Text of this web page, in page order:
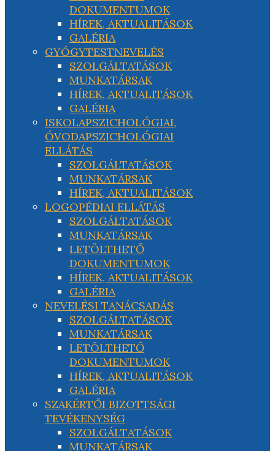
DOKUMENTUMOK
HÍREK, AKTUALITÁSOK
GALÉRIA
GYÓGYTESTNEVELÉS
SZOLGÁLTATÁSOK
MUNKATÁRSAK
HÍREK, AKTUALITÁSOK
GALÉRIA
ISKOLAPSZICHOLÓGIAI,
ÓVODAPSZICHOLÓGIAI
ELLÁTÁS
SZOLGÁLTATÁSOK
MUNKATÁRSAK
HÍREK, AKTUALITÁSOK
LOGOPÉDIAI ELLÁTÁS
SZOLGÁLTATÁSOK
MUNKATÁRSAK
LETÖLTHETŐ
DOKUMENTUMOK
HÍREK, AKTUALITÁSOK
GALÉRIA
NEVELÉSI TANÁCSADÁS
SZOLGÁLTATÁSOK
MUNKATÁRSAK
LETÖLTHETŐ
DOKUMENTUMOK
HÍREK, AKTUALITÁSOK
GALÉRIA
SZAKÉRTŐI BIZOTTSÁGI
TEVÉKENYSÉG
SZOLGÁLTATÁSOK
MUNKATÁRSAK